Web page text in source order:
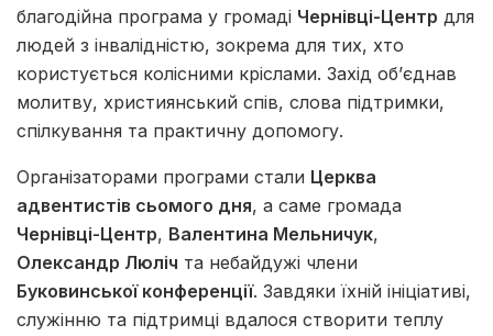
благодійна програма у громаді Чернівці-Центр для
людей з інвалідністю, зокрема для тих, хто
користується колісними кріслами. Захід об’єднав
молитву, християнський спів, слова підтримки,
спілкування та практичну допомогу.
Організаторами програми стали Церква
адвентистів сьомого дня, а саме громада
Чернівці-Центр, Валентина Мельничук,
Олександр Люліч та небайдужі члени
Буковинської конференції. Завдяки їхній ініціативі,
служінню та підтримці вдалося створити теплу